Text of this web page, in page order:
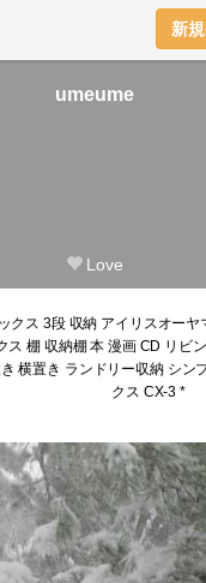
新
umeume
Love
クス 3段 収納 アイリスオー
ス 棚 収納棚 本 漫画 CD リビ
横置き ランドリー収納 シン
クス CX-3 *